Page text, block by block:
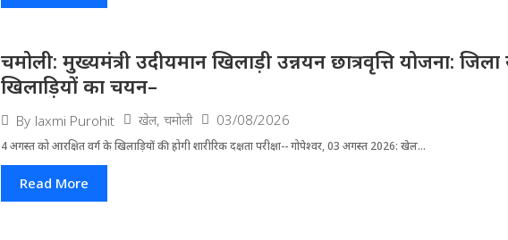
चमोली: मुख्यमंत्री उदीयमान खिलाड़ी उन्नयन छात्रवृत्ति योजना:
खिलाड़ियों का चयन–
By laxmi Purohit खेल, चमोली 03/08/2026
4 अगस्त को आरक्षित वर्ग के खिलाड़ियों की होगी शारीरिक दक्षता परीक्षा-- गोपेश्वर, 03 अगस्त 2026: खेल...
Read More